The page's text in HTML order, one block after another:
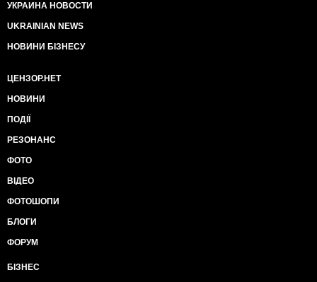
УКРАИНА НОВОСТИ
UKRAINIAN NEWS
НОВИНИ БІЗНЕСУ
ЦЕНЗОР.НЕТ
НОВИНИ
ПОДІЇ
РЕЗОНАНС
ФОТО
ВІДЕО
ФОТОШОПИ
БЛОГИ
ФОРУМ
БІЗНЕС